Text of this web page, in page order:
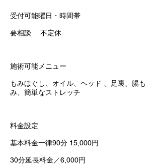
受付可能曜日・時間帯
要相談 不定休
施術可能メニュー
もみほぐし、オイル、ヘッド 、足裏、腸も
み、簡単なストレッチ
料金設定
基本料金一律90分 15,000円
30分延長料金／6,000円